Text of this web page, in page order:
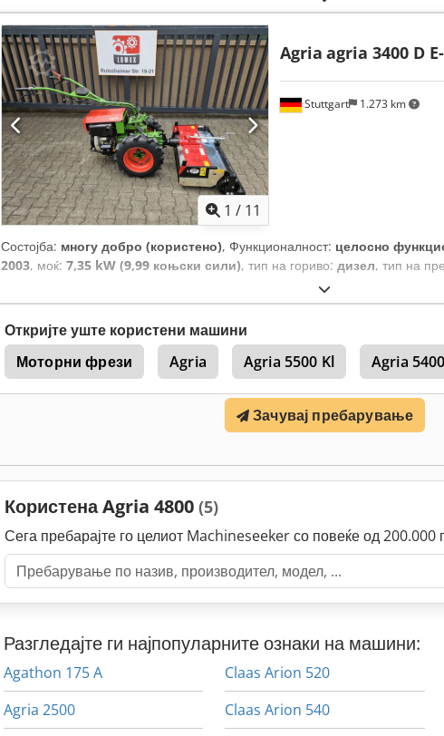
1 / 11
Stuttgart 1.273 km
Agria agria 3400 D
Состојба: многу добро (користено), Функционалност: целосно
2003, моќ: 7,35 kW (9,99 коњски сили), тип на гориво: дизел, тип на
Откријте уште користени машини
Моторни фрези
Agria Agria 5500 Kl Agria 5400
Зачувај пребарување
Користена Agria 4800 (5)
Сега пребарајте го целиот Machineseeker со повеќе од
Разгледајте ги најпопуларните ознаки на машини:
Agathon 175 A
Agria 2500
Claas Arion 520
Claas Arion 540